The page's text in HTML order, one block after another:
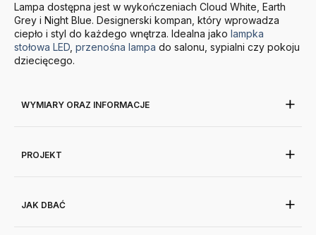
Lampa dostępna jest w wykończeniach Cloud White, Earth
Grey i Night Blue. Designerski kompan, który wprowadza
ciepło i styl do każdego wnętrza. Idealna jako lampka
stołowa LED przenośna lampa do salonu, sypialni czy pokoju
dziecięcego.
WYMIARY ORAZ INFORMACJE
PROJEKT
JAK DBAĆ